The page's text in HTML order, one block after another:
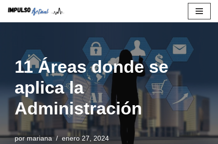
contenido
11 Áreas donde se
aplica la
Administración
pormariana enero 27, 2024